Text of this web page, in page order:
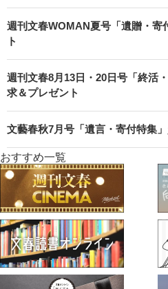
週刊文春WOMAN夏号「遺贈・寄
ト
週刊文春8月13日・20日号「終活
求＆プレゼント
文藝春秋7月号「遺言・寄付特集
おすすめ一覧